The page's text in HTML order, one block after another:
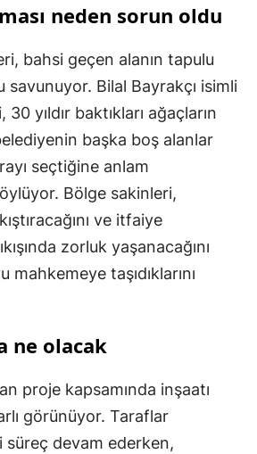
neden sorun oldu
bahsi geçen alanın tapulu
savunuyor. Bilal Bayrakçı isimli
yıldır baktıkları ağaçların
başka boş alanlar
seçtiğine anlam
Bölge sakinleri,
ve itfaiye
zorluk yaşanacağını
taşıdıklarını
ne olacak
proje kapsamında inşaatı
görünüyor. Taraflar
süreç devam ederken,